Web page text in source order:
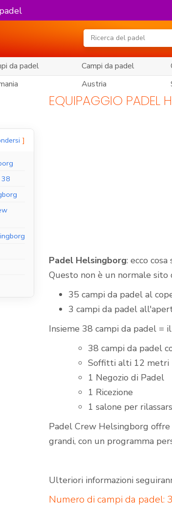
da padel
Campi da padel
Austria
38
EQUIPAGGIO PADEL
Padel Helsingborg: ecco
Questo non è un normale sito
35 campi da padel al
3 campi da padel
Insieme 38 campi da padel =
38 campi da padel
Soffitti alti 12 metri
1 Negozio di Padel
1 Ricezione
1 salone per
Padel Crew Helsingborg
grandi, con un programma
Ulteriori informazioni
Numero di campi da padel:
coperto
Campi da padel
all'aperto